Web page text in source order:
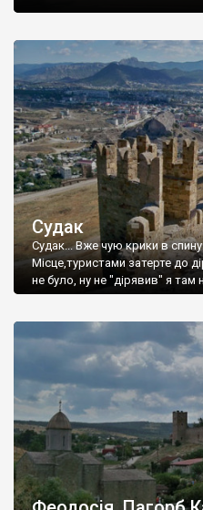
Судак
Судак... Вже чую крики в
Місце,туристами затерте до
не було, ну не "дірявив" я там